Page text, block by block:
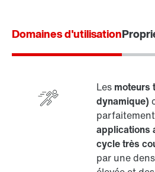
Adresses dans le monde
Domaines d'utilisation
Les moteurs
dynamique)
applications
cycle très
par une